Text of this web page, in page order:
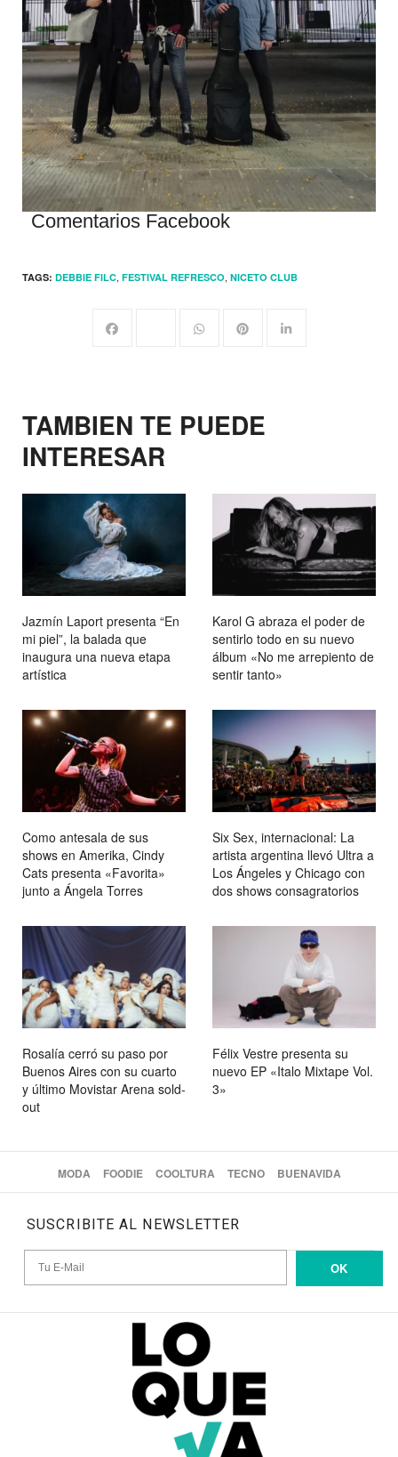
Comentarios Facebook
TAGS: DEBBIE FILC, FESTIVAL REFRESCO, NICETO CLUB
TAMBIEN TE PUEDE
INTERESAR
Jazmín Laport presenta “En
mi piel”, la balada que
inaugura una nueva etapa
artística
Karol G abraza el poder de
sentirlo todo en su nuevo
álbum «No me arrepiento de
sentir tanto»
Como antesala de sus
shows en Amerika, Cindy
Cats presenta «Favorita»
junto a Ángela Torres
Six Sex, internacional: La
artista argentina llevó Ultra a
Los Ángeles y Chicago con
dos shows consagratorios
Rosalía cerró su paso por
Buenos Aires con su cuarto
y último Movistar Arena sold-
out
Félix Vestre presenta su
nuevo EP «Italo Mixtape Vol.
3»
MODA FOODIE COOLTURA TECNO BUENAVIDA
SUSCRIBITE AL NEWSLETTER
OK